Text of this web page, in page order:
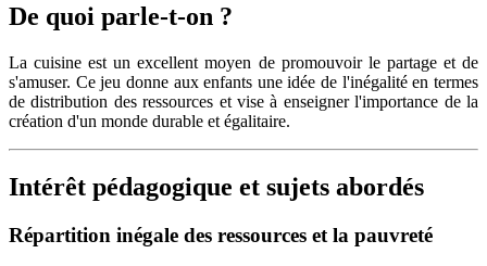
De quoi parle-t-on ?
La cuisine est un excellent moyen de promouvoir le partage et de
s'amuser. Ce jeu donne aux enfants une idée de l'inégalité en termes
de distribution des ressources et vise à enseigner l'importance de la
création d'un monde durable et égalitaire.
Intérêt pédagogique et sujets abordés
Répartition inégale des ressources et la pauvreté